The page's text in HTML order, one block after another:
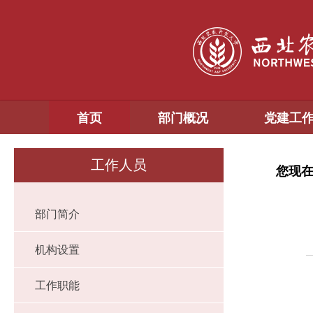
首页 部门概况 党建工
工作人员
部门简介
机构设置
工作职能
您现